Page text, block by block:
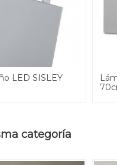
LED SISLEY
categoría